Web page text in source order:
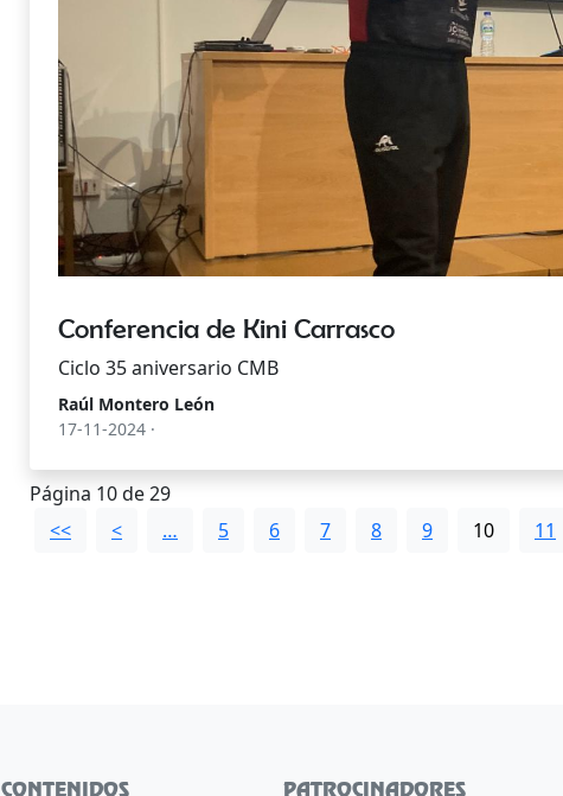
Conferencia de Kini Carrasco
Ciclo 35 aniversario CMB
Raúl Montero León
17-11-2024 ·
Página 10 de 29
<<
< … 5 6 7 8 9 10 11
CONTENIDOS PATROCINADORES